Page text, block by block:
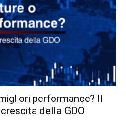
performance? Il
della GDO